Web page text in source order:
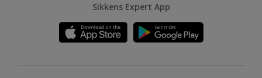
Sikkens Expert App